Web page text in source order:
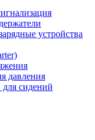
устройства
давления
сидений